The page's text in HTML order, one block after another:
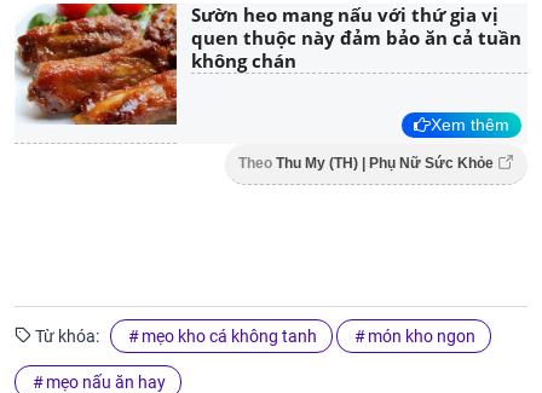
Sườn heo mang nấu với thứ gia vị
quen thuộc này đảm bảo ăn cả tuần
không chán
Xem thêm
Theo Thu My (TH) | Phụ Nữ Sức Khỏe
Từ khóa: mẹo kho cá không tanh món kho ngon
mẹo nấu ăn hay